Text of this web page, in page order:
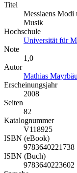
Titel
Messiaens Modi
Musik
Hochschule
Universität für
Note
1,0
Autor
Mathias
Erscheinungsjahr
2008
Seiten
82
Katalognummer
V118925
ISBN (eBook)
9783640221738
ISBN (Buch)
9783640223602